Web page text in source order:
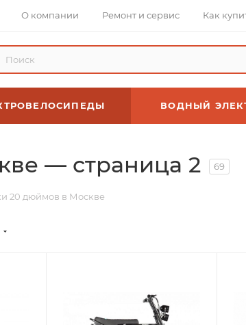
О компании Ремонт и сервис Как
ВОДНЫЙ
— страница 2 69
20 дюймов в Москве